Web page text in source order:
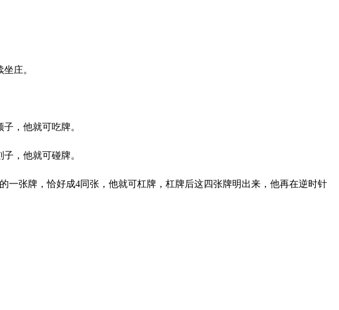
庄。
，他就可吃牌。
，他就可碰牌。
一张牌，恰好成4同张，他就可杠牌，杠牌后这四张牌明出来，他再在逆时针